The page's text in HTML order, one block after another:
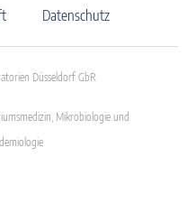
Datenschutz
Düsseldorf GbR
Mikrobiologie und